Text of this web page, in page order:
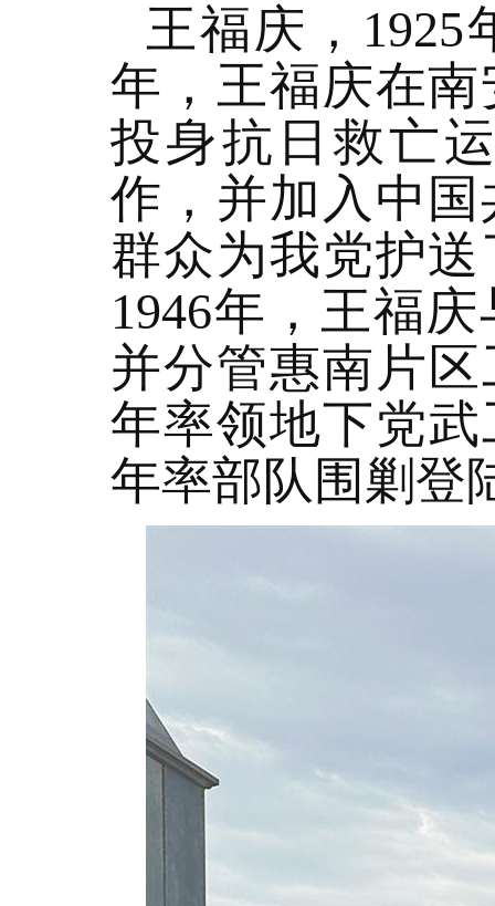
王福庆，1925
年，王福庆在
投身抗日救亡
作，并加入中
群众为我党护
1946年，王福
并分管惠南片
年率领地下党
年率部队围剿登